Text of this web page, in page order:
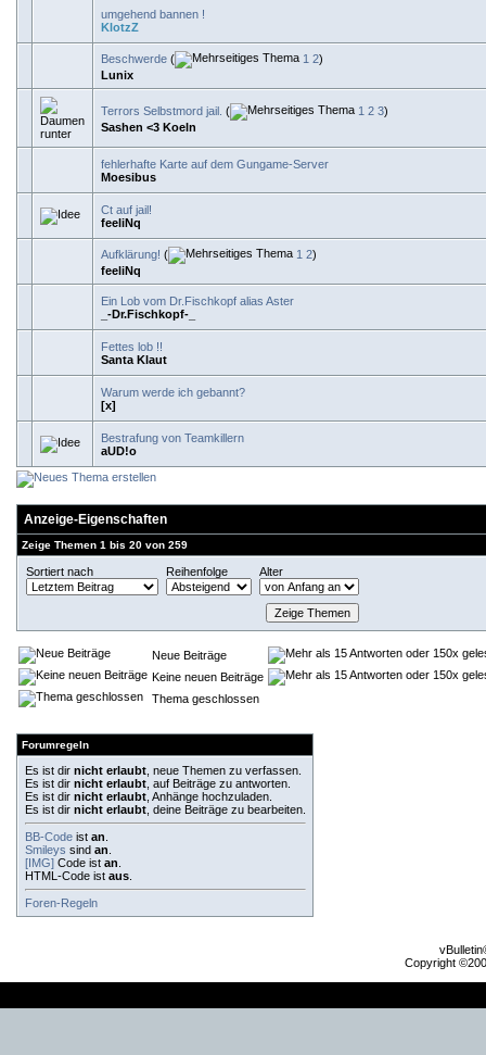
umgehend bannen !
KlotzZ
Beschwerde ( 1 2)
Lunix
Terrors Selbstmord jail. ( 1 2 3)
Sashen <3 Koeln
fehlerhafte Karte auf dem Gungame-Server
Moesibus
Ct auf jail!
feeliNq
Aufklärung! ( 1 2)
feeliNq
Ein Lob vom Dr.Fischkopf alias Aster
_-Dr.Fischkopf-_
Fettes lob !!
Santa Klaut
Warum werde ich gebannt?
[x]
Bestrafung von Teamkillern
aUD!o
Anzeige-Eigenschaften
Zeige Themen 1 bis 20 von 259
Sortiert nach Reihenfolge Alter
Neue Beiträge
Keine neuen Beiträge
Thema geschlossen
Forumregeln
Es ist dir nicht erlaubt , neue Themen zu verfassen.
Es ist dir nicht erlaubt , auf Beiträge zu antworten.
Es ist dir nicht erlaubt , Anhänge hochzuladen.
Es ist dir nicht erlaubt , deine Beiträge zu bearbeiten.
BB-Code ist an
Smileys sind an
[IMG] Code ist an
HTML-Code ist aus
Foren-Regeln
Copyright